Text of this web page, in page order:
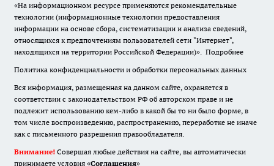
«На информационном ресурсе применяются рекомендательные
технологии (информационные технологии предоставления
информации на основе сбора, систематизации и анализа сведений,
относящихся к предпочтениям пользователей сети "Интернет",
находящихся на территории Российской Федерации)». Подробнее
Политика конфиденциальности и обработки персональных данных
Вся информация, размещенная на данном сайте, охраняется в
соответствии с законодательством РФ об авторском праве и не
подлежит использованию кем-либо в какой бы то ни было форме, в
том числе воспроизведению, распространению, переработке не иначе
как с письменного разрешения правообладателя.
Внимание! Совершая любые действия на сайте, вы автоматически
принимаете условия «Cоглашения»